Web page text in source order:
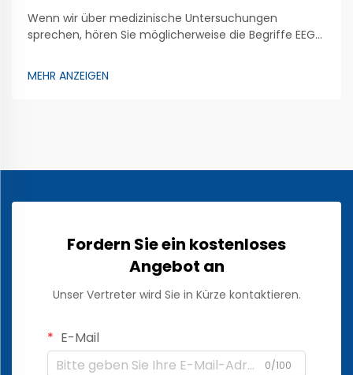
Wenn wir über medizinische Untersuchungen
sprechen, hören Sie möglicherweise die Begriffe EEG
um Ärzten zu helfen, den Gesundheitszustand
unseres Körpers zu überprüfen. Das EEG
MEHR ANZEIGEN
Fordern Sie ein kostenloses
Angebot an
Unser Vertreter wird Sie in Kürze kontaktieren.
E-Mail
0/100